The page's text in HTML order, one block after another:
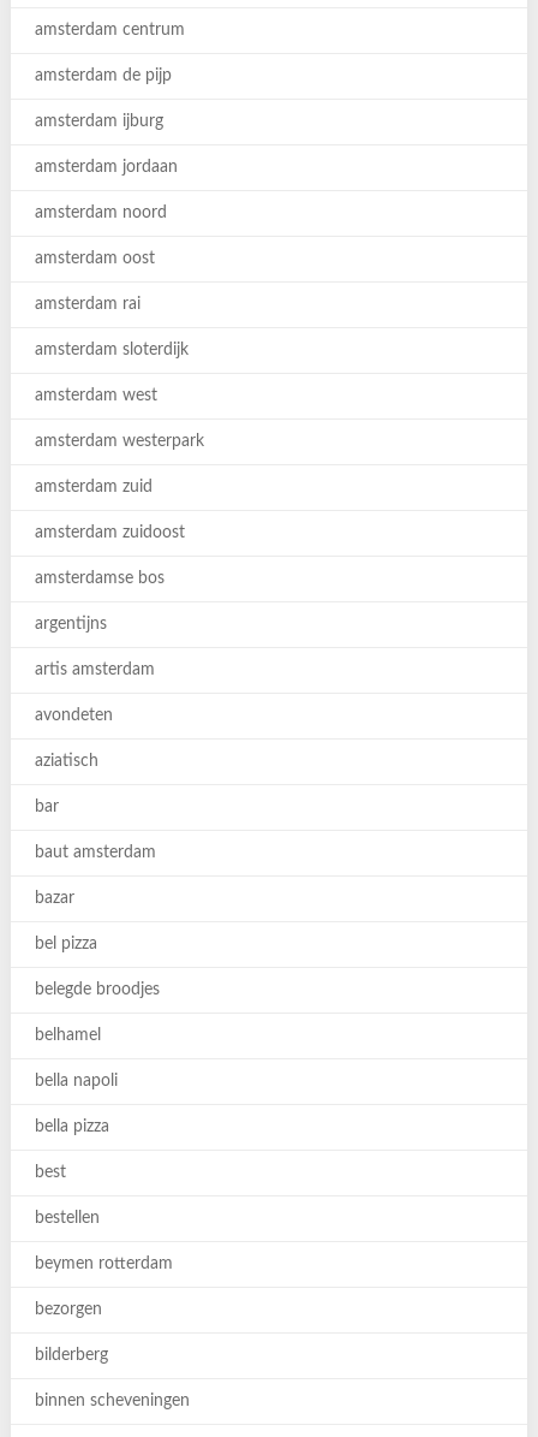
amsterdam centrum
amsterdam de pijp
amsterdam ijburg
amsterdam jordaan
amsterdam noord
amsterdam oost
amsterdam rai
amsterdam sloterdijk
amsterdam west
amsterdam westerpark
amsterdam zuid
amsterdam zuidoost
amsterdamse bos
argentijns
artis amsterdam
avondeten
aziatisch
bar
baut amsterdam
bazar
bel pizza
belegde broodjes
belhamel
bella napoli
bella pizza
best
bestellen
beymen rotterdam
bezorgen
bilderberg
binnen scheveningen